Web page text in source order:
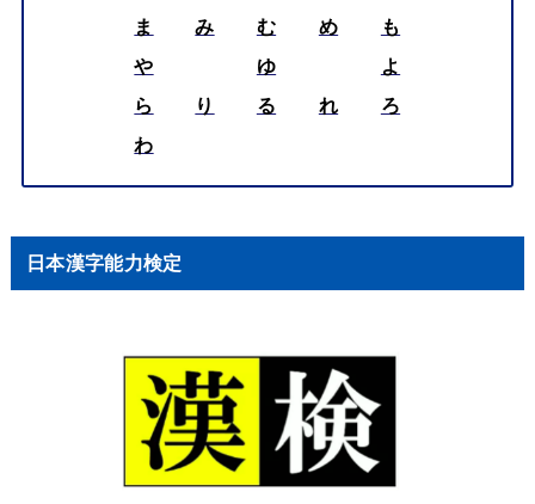
ま
み む め
も
や
ゆ
よ
ら
り る れ
ろ
わ
日本漢字能力検定